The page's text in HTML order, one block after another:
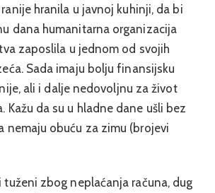
hranila u javnoj kuhinji, da bi
dana humanitarna organizacija
zaposlila u jednom od svojih
Sada imaju bolju finansijsku
ali i dalje nedovoljnu za život
Kažu da su u hladne dane ušli bez
nemaju obuću za zimu (brojevi
tuženi zbog neplaćanja računa, dug